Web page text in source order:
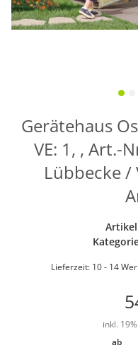
Gerätehaus
VE: 1, , Art.-
Lübbecke
Lieferzeit: 10 - 14
inkl.
ab